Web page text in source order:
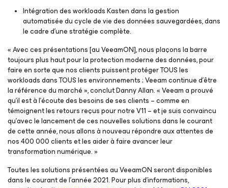
Intégration des workloads Kasten dans la gestion
automatisée du cycle de vie des données sauvegardées, dans
le cadre d’une stratégie complète.
«Avec ces présentations [au VeeamON], nous plaçons la barre
toujours plus haut pour la protection moderne des données, pour
faire en sorte que nos clients puissent protéger TOUS les
workloads dans TOUS les environnements ; Veeam continue d'être
la référence du marché», conclut Danny Allan. «Veeam a prouvé
qu’il est à l’écoute des besoins de ses clients – comme en
témoignent les retours reçus pour notre V11 – et je suis convaincu
qu’avec le lancement de ces nouvelles solutions dans le courant
de cette année, nous allons à nouveau répondre aux attentes de
nos 400 000 clients et les aider à faire avancer leur
transformation numérique.»
Toutes les solutions présentées au VeeamON seront disponibles
dans le courant de l’année 2021. Pour plus d’informations,